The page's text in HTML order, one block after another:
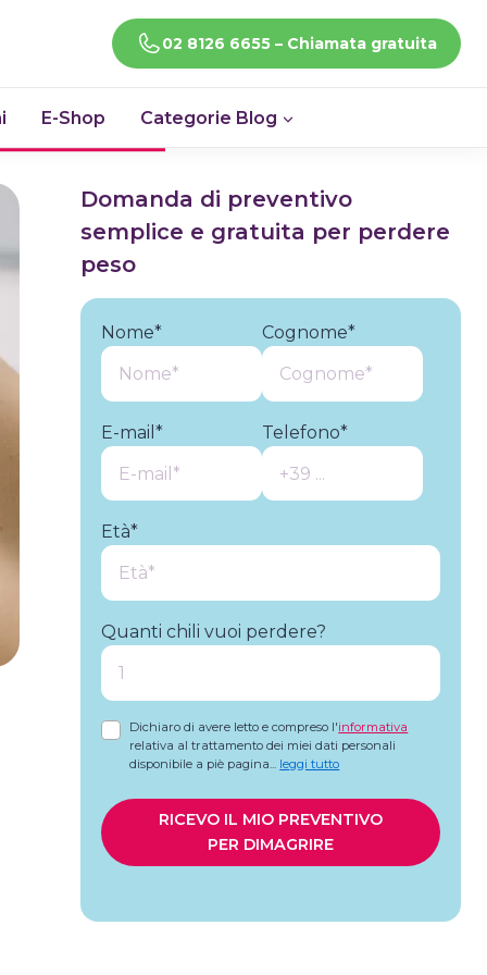
CHIAMACI!
02 8126 6655 – Chiamata gratuita
E-Shop Categorie Blog
Domanda di preventivo
semplice e gratuita per perdere
peso
Nome* Cognome*
E-mail* Telefono*
Età*
Quanti chili vuoi perdere?
Dichiaro di avere letto e compreso l'informativa
relativa al trattamento dei miei dati personali
disponibile a piè pagina
leggi tutto
RICEVO IL MIO PREVENTIVO
PER DIMAGRIRE